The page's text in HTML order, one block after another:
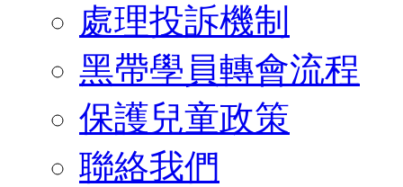
處理投訴機制
黑帶學員轉會流程
保護兒童政策
聯絡我們